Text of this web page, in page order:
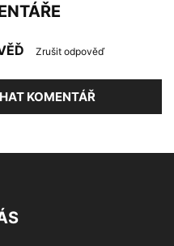
Zrušit odpověď
KOMENTÁŘ